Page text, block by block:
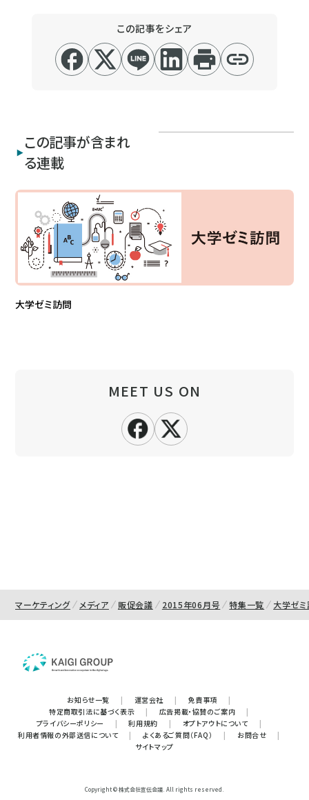
この記事をシェア
この記事が含まれ
る連載
大学ゼミ訪問
MEET US ON
マーケティング メディア 販促会議 2015年06月号 特集一覧 大学ゼ
お知らせ一覧 | 運営会社 | 免責事項
|
特定商取引法に基づく表示
| 広告掲載・協賛のご案内
|
プライバシーポリシー
| 利用規約 | オプトアウトについて
|
利用者情報の外部送信について
| よくあるご質問（FAQ） | お問合せ
|
サイトマップ
Copyright © 株式会社宣伝会議. All rights reserved.